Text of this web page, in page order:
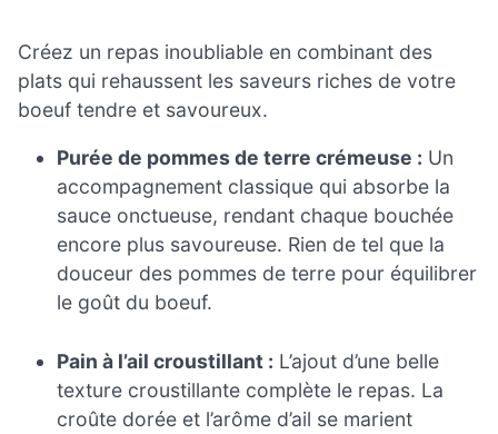
Créez un repas inoubliable en combinant des
plats qui rehaussent les saveurs riches de votre
boeuf tendre et savoureux.
Purée de pommes de terre crémeuse : Un
accompagnement classique qui absorbe la
sauce onctueuse, rendant chaque bouchée
encore plus savoureuse. Rien de tel que la
douceur des pommes de terre pour équilibrer
le goût du boeuf.
Pain à l’ail croustillant : L’ajout d’une belle
texture croustillante complète le repas. La
croûte dorée et l’arôme d’ail se marient